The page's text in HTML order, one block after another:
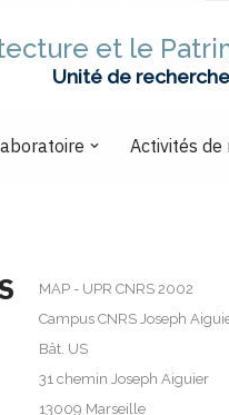
et le
Unité de
Activités de
MAP - UPR CNRS 2002
Campus CNRS Joseph
Bât. US
31 chemin Joseph Aiguier
13009 Marseille